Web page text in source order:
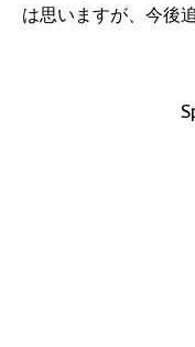
は思いますが、今後